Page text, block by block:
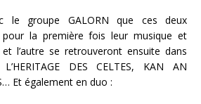
le groupe GALORN que ces deux
pour la première fois leur musique et
et l’autre se retrouveront ensuite dans
DES CELTES, KAN AN
Et également en duo :